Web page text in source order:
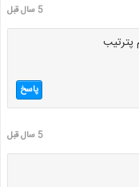
5 سال قبل
پاسخ
5 سال قبل